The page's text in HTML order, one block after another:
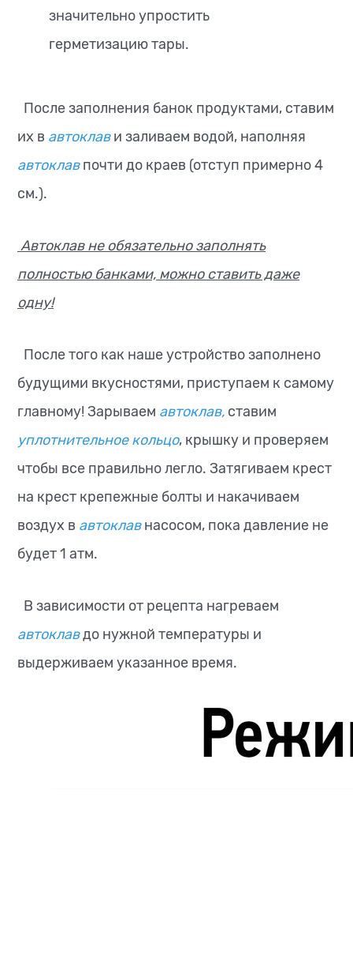
значительно упростить
герметизацию тары.
После заполнения банок продуктами, ставим
их в автоклави заливаем водой, наполняя
автоклавпочти до краев (отступ примерно 4
см.).
Автоклав не обязательно заполнять
полностью банками, можно ставить даже
одну!
После того как наше устройство заполнено
будущими вкусностями, приступаем к самому
главному! Зарываем автоклав, ставим
уплотнительное кольцо, крышку и проверяем
чтобы все правильно легло. Затягиваем крест
на крест крепежные болты и накачиваем
воздух в автоклавнасосом, пока давление не
будет 1 атм.
В зависимости от рецепта нагреваем
автоклавдо нужной температуры и
выдерживаем указанное время.